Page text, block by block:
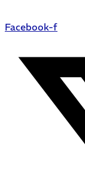
Facebook-f